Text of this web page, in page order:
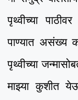
पृथ्वीच्या
पाण्यात असंख्य
पृथ्वीच्या
माझ्या कुशीत